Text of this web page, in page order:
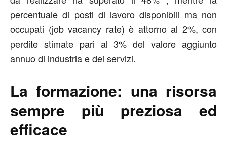
percentuale di posti di lavoro disponibili ma non
occupati (job vacancy rate) è attorno al 2%, con
perdite stimate pari al 3% del valore aggiunto
annuo di industria e dei servizi.
La formazione: una risorsa
sempre più preziosa ed
efficace